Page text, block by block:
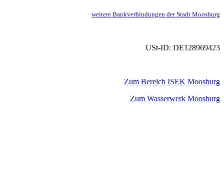
weitere Bankverbindungen der Stadt Moosburg
USt-ID: DE128969423
Zum Bereich ISEK Moosburg
Zum Wasserwerk Moosburg